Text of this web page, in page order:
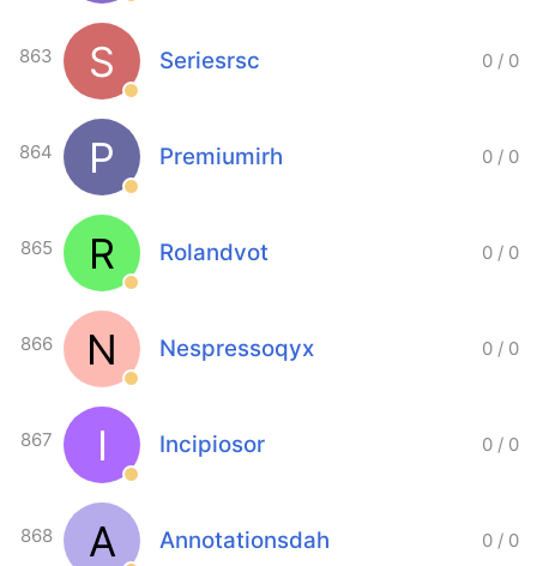
863 S Seriesrsc 0 / 0
864 P Premiumirh 0 / 0
865 R Rolandvot 0 / 0
866 N Nespressoqyx 0 / 0
867 I Incipiosor 0 / 0
868 A Annotationsdah 0 / 0